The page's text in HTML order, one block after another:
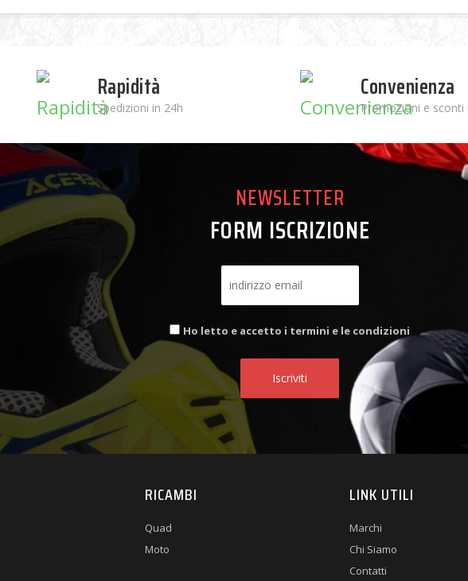
Rapidità
Spedizioni in 24h
Convenienza
Promozioni e sconti
NEWSLETTER
FORM ISCRIZIONE
Ho letto e accetto i termini e le condizioni
RICAMBI
Quad
Moto
LINK UTILI
Marchi
Chi Siamo
Contatti